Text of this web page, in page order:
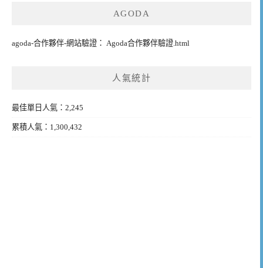
AGODA
agoda-合作夥伴-網站驗證： Agoda合作夥伴驗證.html
人氣統計
最佳單日人氣：2,245
累積人氣：1,300,432